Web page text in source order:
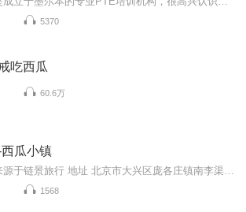
5370
吃西瓜
60.6万
瓜小镇
1568